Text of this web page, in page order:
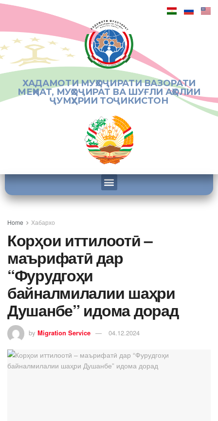
ХАДАМОТИ МУҲОҶИРАТИ ВАЗОРАТИ
МЕҲНАТ, МУҲОҶИРАТ ВА ШУҒЛИ АҲОЛИИ
ҶУМҲУРИИ ТОҶИКИСТОН
Home Хабархо
Корҳои иттилоотӣ –
маърифатӣ дар
“Фурудгоҳи
байналмилалии шаҳри
Душанбе” идома дорад
by Migration Service 04.12.2024